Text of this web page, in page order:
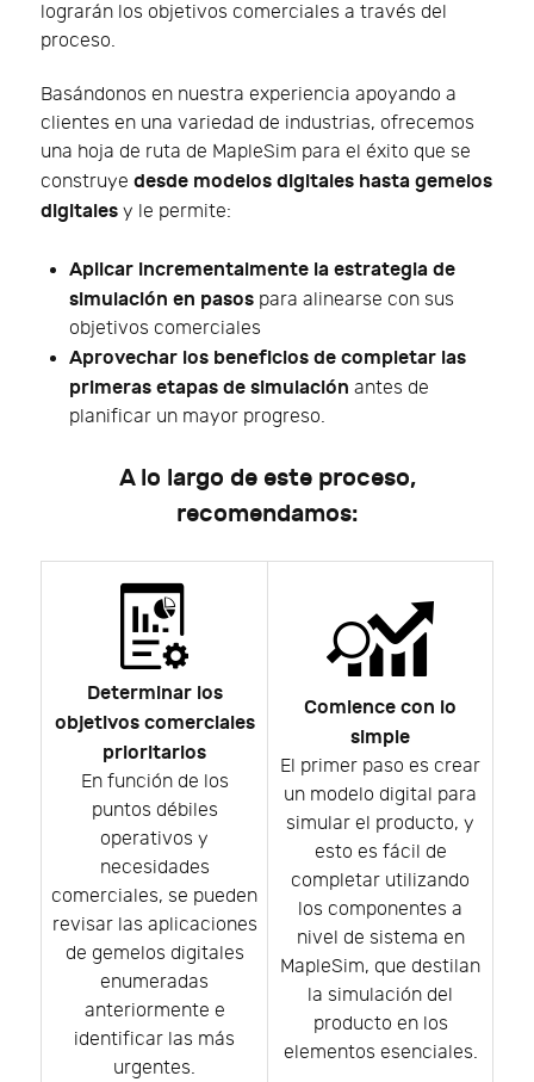
lograrán los objetivos comerciales a través del
proceso.
Basándonos en nuestra experiencia apoyando a
clientes en una variedad de industrias, ofrecemos
una hoja de ruta de MapleSim para el éxito que se
construye desde modelos digitales hasta gemelos
digitales y le permite:
Aplicar incrementalmente la estrategia de
simulación en pasos para alinearse con sus
objetivos comerciales
Aprovechar los beneficios de completar las
primeras etapas de simulación antes de
planificar un mayor progreso.
A lo largo de este proceso,
recomendamos:
Determinar los
objetivos comerciales
prioritarios
En función de los
puntos débiles
operativos y
necesidades
comerciales, se pueden
revisar las aplicaciones
de gemelos digitales
enumeradas
anteriormente e
identificar las más
urgentes.
Comience con lo
simple
El primer paso es crear
un modelo digital para
simular el producto, y
esto es fácil de
completar utilizando
los componentes a
nivel de sistema en
MapleSim, que destilan
la simulación del
producto en los
elementos esenciales.